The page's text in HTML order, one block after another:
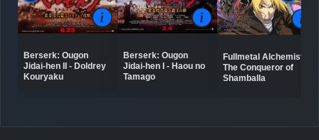
Berserk: Ougon
Jidai-hen II - Doldrey
Kouryaku
Berserk: Ougon
Jidai-hen I - Haou no
Tamago
Fullmetal Alchemist:
The Conqueror of
Shamballa